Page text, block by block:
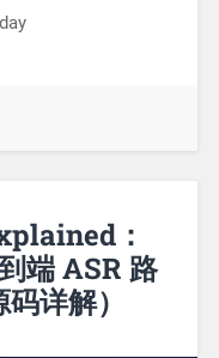
：
端 ASR 路
详解）